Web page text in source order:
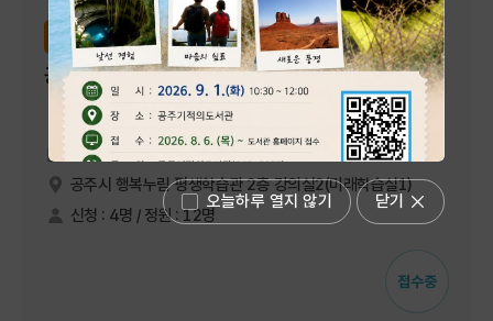
오늘하루 열지 않기 닫기
강좌신청 평생학습관
공감 낭독, 표현 스피치
2026-09-13 ~ 2026-12-13
공주시 행복누림 평생학습관 2층 강의실2(미래학습실1)
신청 : 4명 / 정원 : 12명
접수중